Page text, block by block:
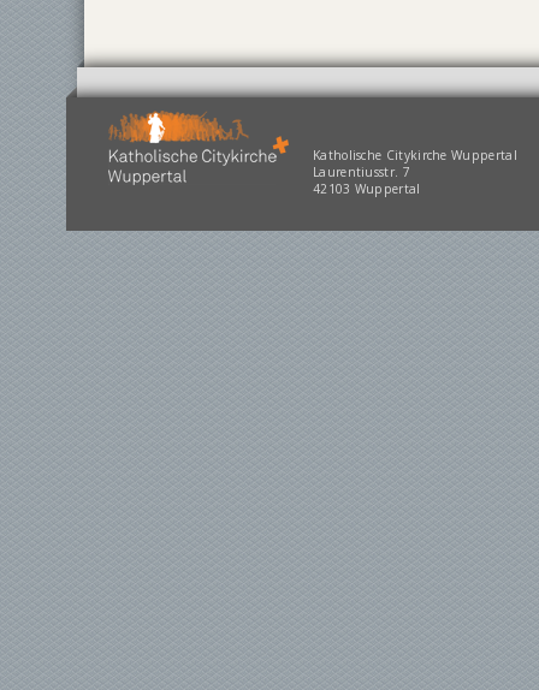
Katholische Citykirche Wuppertal
Laurentiusstr. 7
42103 Wuppertal